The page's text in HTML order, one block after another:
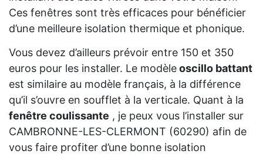
Ces fenêtres sont très efficaces pour bénéficier
d’une meilleure isolation thermique et phonique.
Vous devez d’ailleurs prévoir entre 150 et 350
euros pour les installer. Le modèleoscillo battant
est similaire au modèle français, à la différence
qu’il s’ouvre en soufflet à la verticale. Quant à la
fenêtre coulissante , je peux vous l’installer sur
CAMBRONNE-LES-CLERMONT (60290) afin de
vous faire profiter d’une bonne isolation